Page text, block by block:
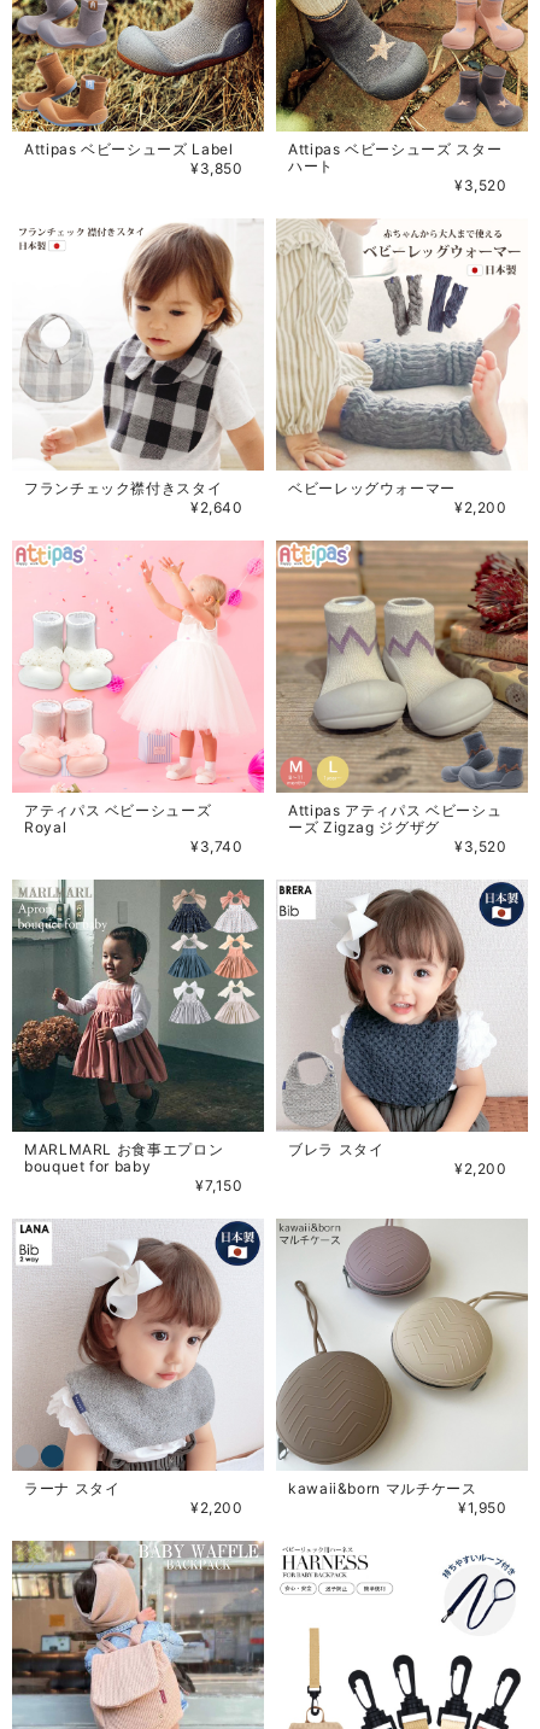
Attipas ベビーシューズ Label
¥3,850
Attipas ベビーシューズ スター
ハート
¥3,520
フランチェック襟付きスタイ
¥2,640
ベビーレッグウォーマー
¥2,200
アティパス ベビーシューズ
Royal
¥3,740
Attipas アティパス ベビーシュ
ーズ Zigzag ジグザグ
¥3,520
MARLMARL お食事エプロン
bouquet for baby
¥7,150
ブレラ スタイ
¥2,200
ラーナ スタイ
¥2,200
kawaii&born マルチケース
¥1,950